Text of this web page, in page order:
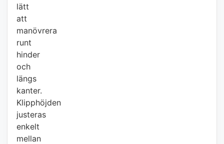
lätt
att
manövrera
runt
hinder
och
längs
kanter.
Klipphöjden
justeras
enkelt
mellan